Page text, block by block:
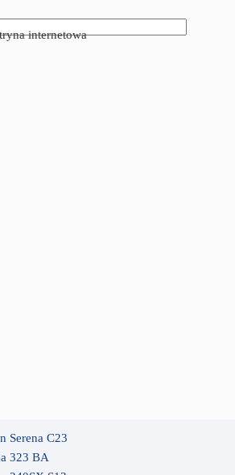
internetowa
Serena C23
323 BA